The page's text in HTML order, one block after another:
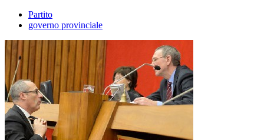
Partito
governo provinciale